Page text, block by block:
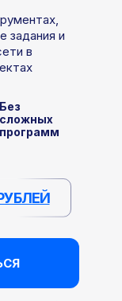
Без
сложных
программ
задания и
в